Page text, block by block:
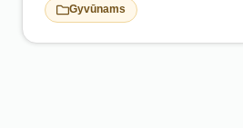
Gyvūnams